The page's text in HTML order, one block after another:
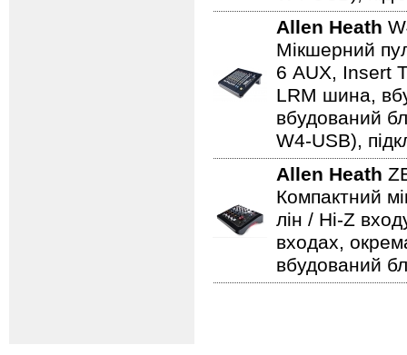
Allen Heath
Мікшерний
6 AUX, Insert
LRM шина,
вбудований
W4-USB),
Allen Heath
Компактний
лін / Hi-Z
входах,
вбудований